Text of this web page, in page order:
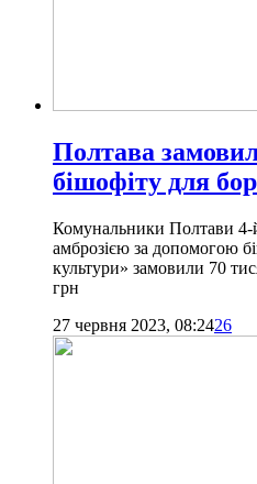
Полтава
бішофіту для
Комунальники Полтави 4-
амброзією за допомогою
культури» замовили 70
грн
27 червня 2023, 08:2426